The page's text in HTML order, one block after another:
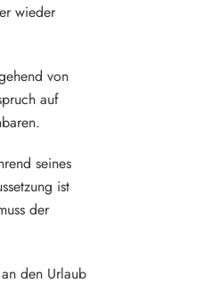
wieder
von
auf
seines
ist
der
den Urlaub